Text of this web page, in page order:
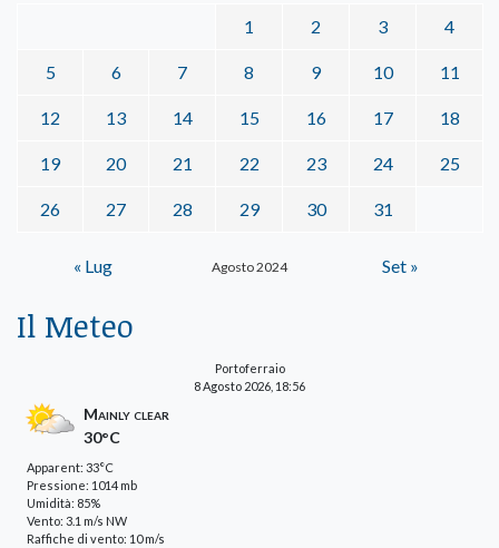
Agosto 2024
1 2 3 4
5 6 7 8 9 10 11
12 13 14 15 16 17 18
19 20 21 22 23 24 25
26 27 28 29 30 31
« Lug Set »
Il Meteo
Portoferraio
8 Agosto 2026, 18:56
Mainly clear
30°C
Apparent: 33°C
Pressione: 1014 mb
Umidità: 85%
Vento: 3.1 m/s NW
Raffiche di vento: 10 m/s